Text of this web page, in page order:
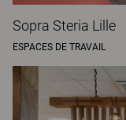
Sopra Steria Lille
ESPACES DE TRAVAIL